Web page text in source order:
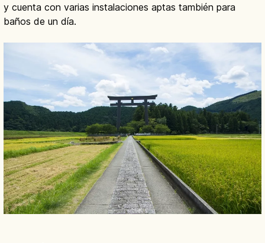
y cuenta con varias instalaciones aptas también para
baños de un día.